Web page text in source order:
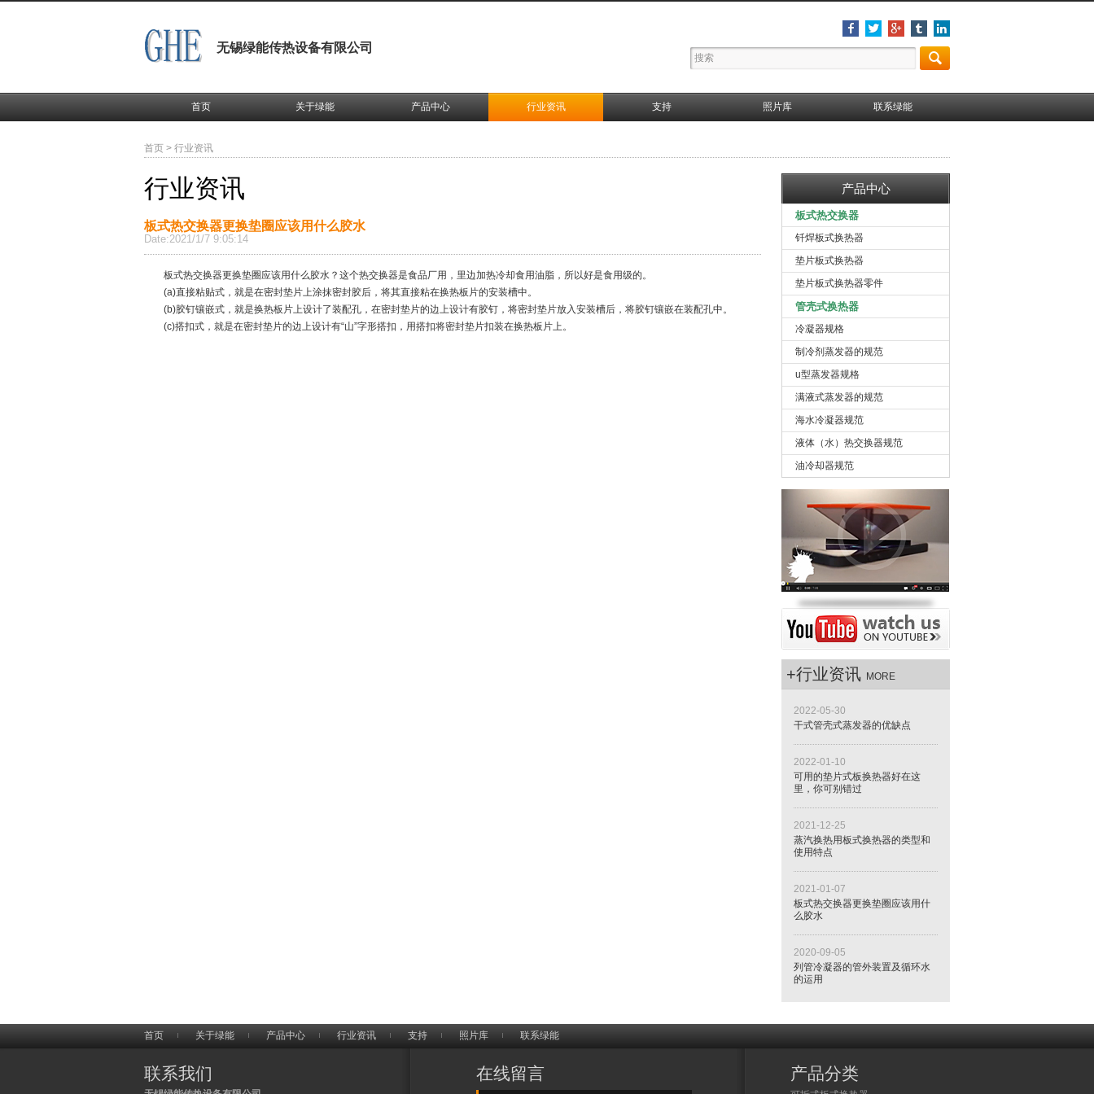
无锡绿能传热设备有限公司
首页 关于绿能 产品中心 行业资讯 支持 照片库 联系绿能
首页 > 行业资讯
行业资讯
板式热交换器更换垫圈应该用什么胶水
Date:2021/1/7 9:05:14
板式热交换器更换垫圈应该用什么胶水？这个热交换器是食品厂用，里边加热冷却食用油脂，所以好是食用级的。
(a)直接粘贴式，就是在密封垫片上涂抹密封胶后，将其直接粘在换热板片的安装槽中。
(b)胶钉镶嵌式，就是换热板片上设计了装配孔，在密封垫片的边上设计有胶钉，将密封垫片放入安装槽后，将胶钉镶嵌在装配孔中。
(c)搭扣式，就是在密封垫片的边上设计有“山”字形搭扣，用搭扣将密封垫片扣装在换热板片上。
产品中心
板式热交换器
钎焊板式换热器
垫片板式换热器
垫片板式换热器零件
管壳式换热器
冷凝器规格
制冷剂蒸发器的规范
u型蒸发器规格
满液式蒸发器的规范
海水冷凝器规范
液体（水）热交换器规范
油冷却器规范
+行业资讯 MORE
2022-05-30
干式管壳式蒸发器的优缺点
2022-01-10
可用的垫片式板换热器好在这
里，你可别错过
2021-12-25
蒸汽换热用板式换热器的类型和
使用特点
2021-01-07
板式热交换器更换垫圈应该用什
么胶水
2020-09-05
列管冷凝器的管外装置及循环水
的运用
首页 关于绿能 产品中心 行业资讯 支持 照片库 联系绿能
联系我们 在线留言 产品分类